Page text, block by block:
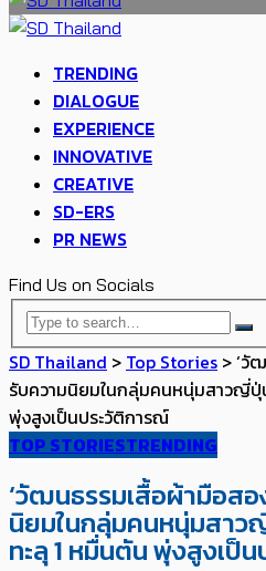
TRENDING
DIALOGUE
EXPERIENCE
INNOVATIVE
CREATIVE
SD-ERS
PR NEWS
Find Us on Socials
SD Thailand > Top Stories >‘วั
รับความนิยมในกลุ่มคนหนุ่มสาวญี่ปุ่
พุ่งสูงเป็นประวัติการณ์
TOP STORIESTRENDING
‘วัฒนธรรมเสื้อผ้ามือสอ
นิยมในกลุ่มคนหนุ่มสาว
ทะลุ 1 หมื่นตัน พุ่งสูงเป็